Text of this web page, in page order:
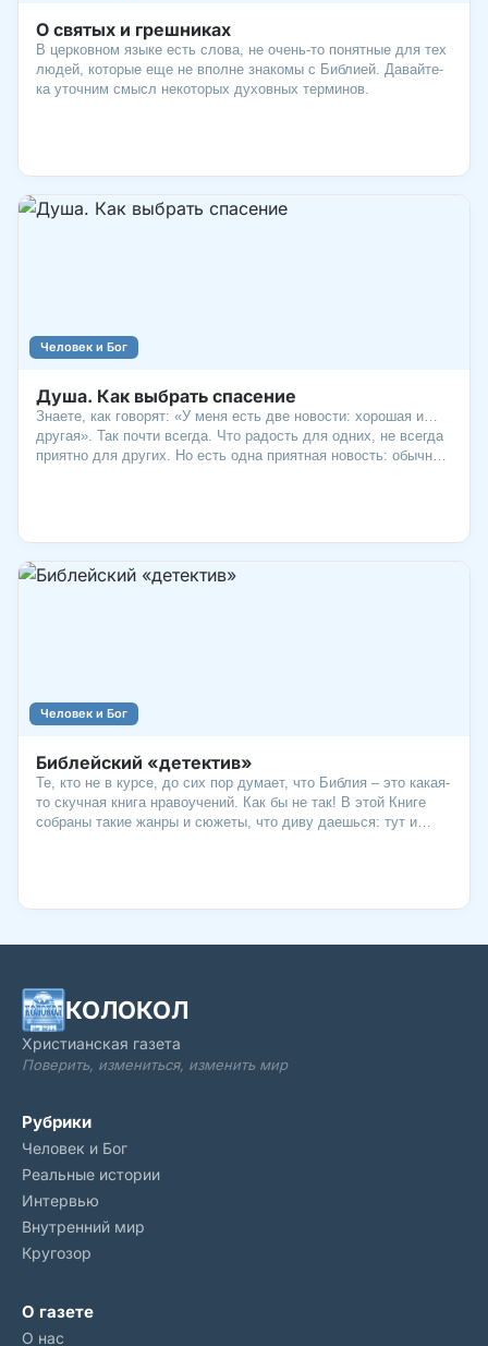
О святых и грешниках
В церковном языке есть слова, не очень-то понятные для тех
людей, которые еще не вполне знакомы с Библией. Давайте-
ка уточним смысл некоторых духовных терминов.
Человек и Бог
Душа. Как выбрать спасение
Знаете, как говорят: «У меня есть две новости: хорошая и…
другая». Так почти всегда. Что радость для одних, не всегда
приятно для других. Но есть одна приятная новость: обычно
Человек и Бог
Библейский «детектив»
Те, кто не в курсе, до сих пор думает, что Библия – это какая-
то скучная книга нравоучений. Как бы не так! В этой Книге
собраны такие жанры и сюжеты, что диву даешься: тут и
КОЛОКОЛ
Христианская газета
Поверить, измениться, изменить мир
Рубрики
Человек и Бог
Реальные истории
Интервью
Внутренний мир
Кругозор
О газете
О нас